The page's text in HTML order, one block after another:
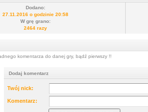
Dodano:
27.11.2016 o godzinie 20:58
W grę grano:
2464 razy
komentarza do danej gry, bądź pierwszy !!
Dodaj komentarz
Twój nick:
Komentarz: